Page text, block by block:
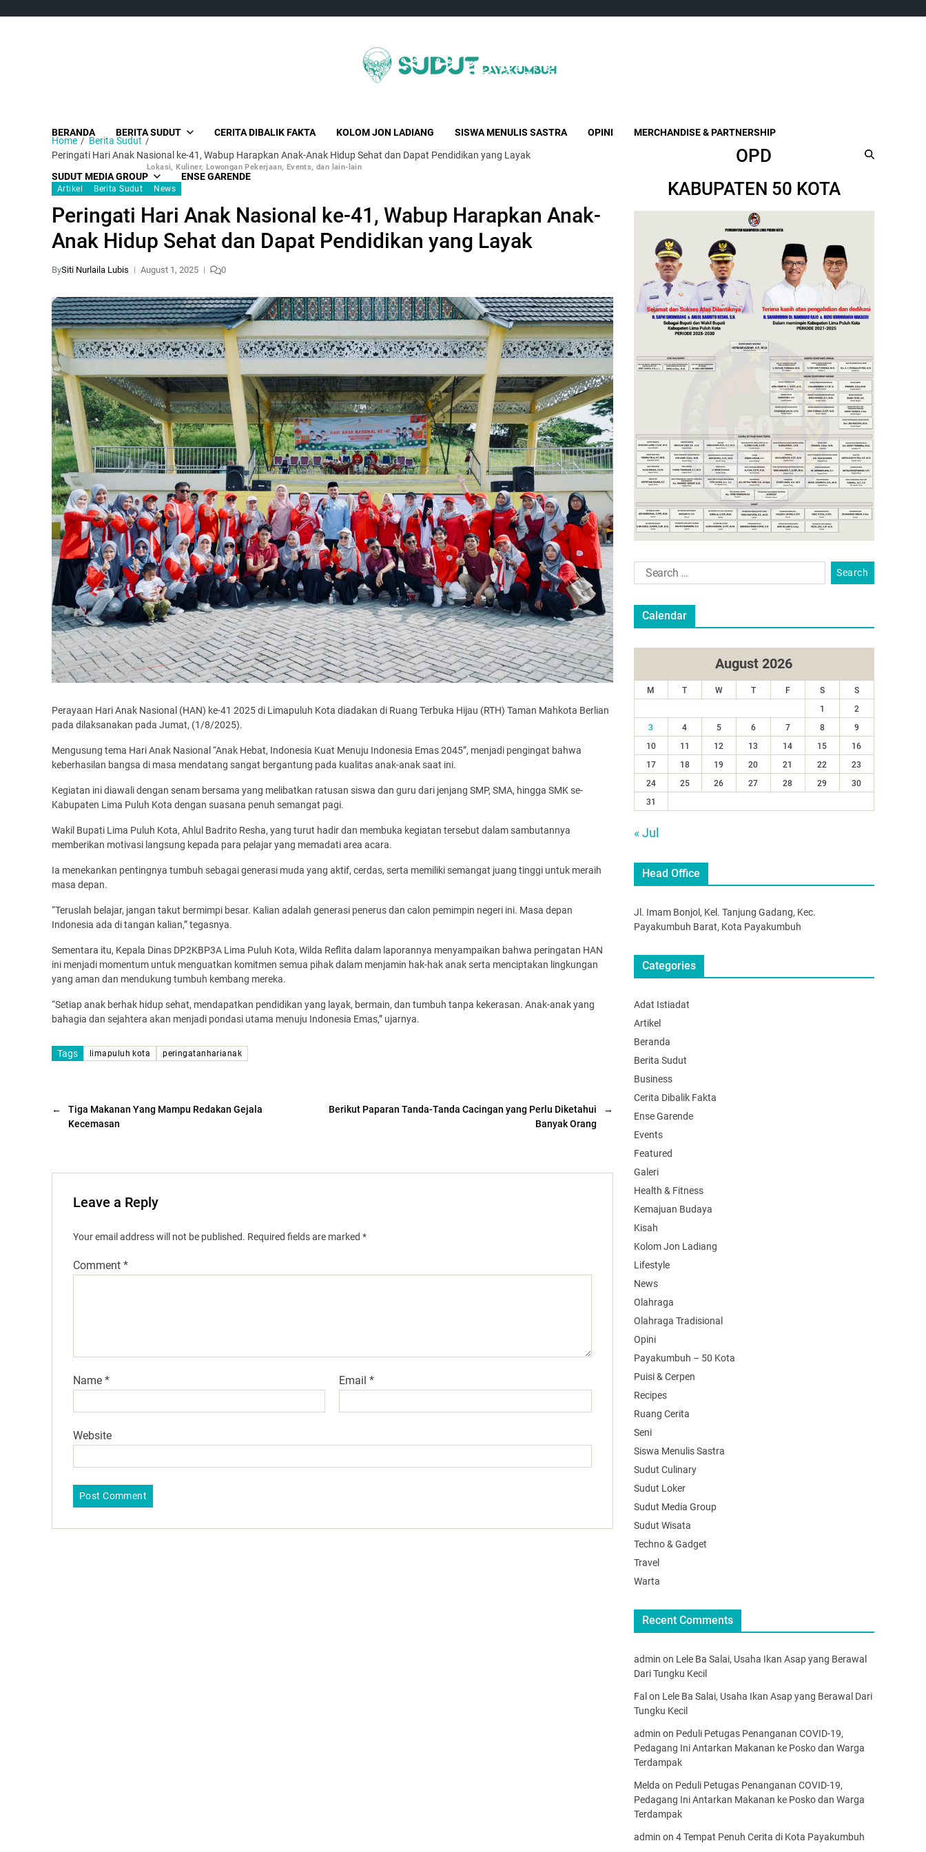
BERANDA BERITA SUDUT CERITA DIBALIK FAKTA KOLOM JON LADIANG SISWA MENULIS SASTRA OPINI MERCHANDISE & PARTNERSHIP
SUDUT MEDIA GROUP
Lokasi, Kuliner, Lowongan Pekerjaan, Events, dan lain-lain
ENSE GARENDE
Home
Berita Sudut
Peringati Hari Anak Nasional ke-41, Wabup Harapkan Anak-Anak Hidup Sehat dan Dapat Pendidikan yang Layak
Artikel Berita Sudut News
Peringati Hari Anak Nasional ke-41, Wabup Harapkan Anak-
Anak Hidup Sehat dan Dapat Pendidikan yang Layak
BySiti Nurlaila Lubis August 1, 2025 0
Perayaan Hari Anak Nasional (HAN) ke-41 2025 di Limapuluh Kota diadakan di Ruang Terbuka Hijau (RTH) Taman Mahkota Berlian
pada dilaksanakan pada Jumat, (1/8/2025).
Mengusung tema Hari Anak Nasional “Anak Hebat, Indonesia Kuat Menuju Indonesia Emas 2045”, menjadi pengingat bahwa
keberhasilan bangsa di masa mendatang sangat bergantung pada kualitas anak-anak saat ini.
Kegiatan ini diawali dengan senam bersama yang melibatkan ratusan siswa dan guru dari jenjang SMP, SMA, hingga SMK se-
Kabupaten Lima Puluh Kota dengan suasana penuh semangat pagi.
Wakil Bupati Lima Puluh Kota, Ahlul Badrito Resha, yang turut hadir dan membuka kegiatan tersebut dalam sambutannya
memberikan motivasi langsung kepada para pelajar yang memadati area acara.
Ia menekankan pentingnya tumbuh sebagai generasi muda yang aktif, cerdas, serta memiliki semangat juang tinggi untuk meraih
masa depan.
“Teruslah belajar, jangan takut bermimpi besar. Kalian adalah generasi penerus dan calon pemimpin negeri ini. Masa depan
Indonesia ada di tangan kalian,” tegasnya.
Sementara itu, Kepala Dinas DP2KBP3A Lima Puluh Kota, Wilda Reflita dalam laporannya menyampaikan bahwa peringatan HAN
ini menjadi momentum untuk menguatkan komitmen semua pihak dalam menjamin hak-hak anak serta menciptakan lingkungan
yang aman dan mendukung tumbuh kembang mereka.
“Setiap anak berhak hidup sehat, mendapatkan pendidikan yang layak, bermain, dan tumbuh tanpa kekerasan. Anak-anak yang
bahagia dan sejahtera akan menjadi pondasi utama menuju Indonesia Emas,” ujarnya.
Tags limapuluh kota peringatanharianak
←
Tiga Makanan Yang Mampu Redakan Gejala
Kecemasan
→
Berikut Paparan Tanda-Tanda Cacingan yang Perlu Diketahui
Banyak Orang
Leave a Reply
Your email address will not be published. Required fields are marked *
Comment *
Name * Email*
Website
OPD
KABUPATEN 50 KOTA
Calendar
August 2026
M T W T F S
S
1
2
3
4 5 6 7 8
9
10
11 12 13 14 15
16
17
18 19 20 21 22
23
24
25 26 27 28 29
30
31
« Jul
Head Office
Jl. Imam Bonjol, Kel. Tanjung Gadang, Kec.
Payakumbuh Barat, Kota Payakumbuh
Categories
Adat Istiadat
Artikel
Beranda
Berita Sudut
Business
Cerita Dibalik Fakta
Ense Garende
Events
Featured
Galeri
Health & Fitness
Kemajuan Budaya
Kisah
Kolom Jon Ladiang
Lifestyle
News
Olahraga
Olahraga Tradisional
Opini
Payakumbuh – 50 Kota
Puisi & Cerpen
Recipes
Ruang Cerita
Seni
Siswa Menulis Sastra
Sudut Culinary
Sudut Loker
Sudut Media Group
Sudut Wisata
Techno & Gadget
Travel
Warta
Recent Comments
admin on Lele Ba Salai, Usaha Ikan Asap yang Berawal
Dari Tungku Kecil
Fal on Lele Ba Salai, Usaha Ikan Asap yang Berawal Dari
Tungku Kecil
admin on Peduli Petugas Penanganan COVID-19,
Pedagang Ini Antarkan Makanan ke Posko dan Warga
Terdampak
Melda on Peduli Petugas Penanganan COVID-19,
Pedagang Ini Antarkan Makanan ke Posko dan Warga
Terdampak
admin on 4 Tempat Penuh Cerita di Kota Payakumbuh